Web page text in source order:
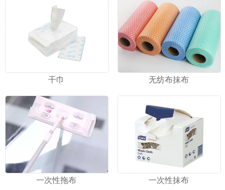
干巾 无纺布抹布
一次性拖布 一次性抹布